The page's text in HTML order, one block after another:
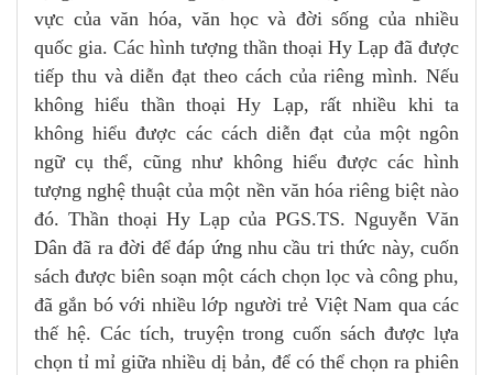
vực của văn hóa, văn học và đời sống của nhiều
quốc gia. Các hình tượng thần thoại Hy Lạp đã được
tiếp thu và diễn đạt theo cách của riêng mình. Nếu
không hiểu thần thoại Hy Lạp, rất nhiều khi ta
không hiểu được các cách diễn đạt của một ngôn
ngữ cụ thể, cũng như không hiểu được các hình
tượng nghệ thuật của một nền văn hóa riêng biệt nào
đó. Thần thoại Hy Lạp của PGS.TS. Nguyễn Văn
Dân đã ra đời để đáp ứng nhu cầu tri thức này, cuốn
sách được biên soạn một cách chọn lọc và công phu,
đã gắn bó với nhiều lớp người trẻ Việt Nam qua các
thế hệ. Các tích, truyện trong cuốn sách được lựa
chọn tỉ mỉ giữa nhiều dị bản, để có thể chọn ra phiên